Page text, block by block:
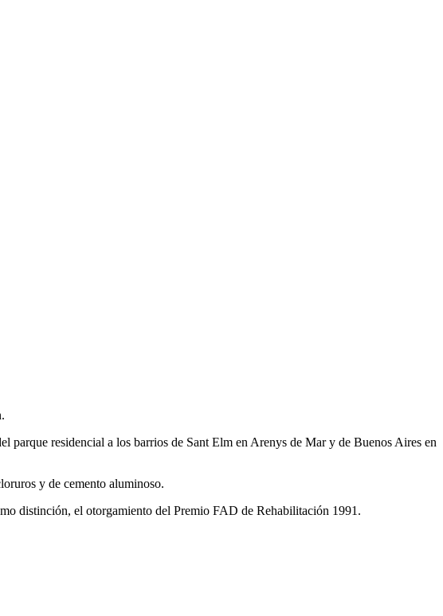
residencial a los barrios de Sant Elm en Arenys de Mar y de Buenos Aires en
y de cemento aluminoso.
distinción, el otorgamiento del Premio FAD de Rehabilitación 1991.